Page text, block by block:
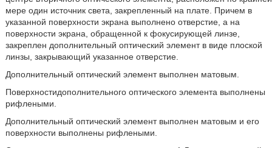
мере один источник света, закрепленный на плате. Причем в
указанной поверхности экрана выполнено отверстие, а на
поверхности экрана, обращенной к фокусирующей линзе,
закреплен дополнительный оптический элемент в виде плоской
линзы, закрывающий указанное отверстие.
Дополнительный оптический элемент выполнен матовым.
Поверхностидополнительного оптического элемента выполнены
рифлеными.
Дополнительный оптический элемент выполнен матовым и его
поверхности выполнены рифлеными.